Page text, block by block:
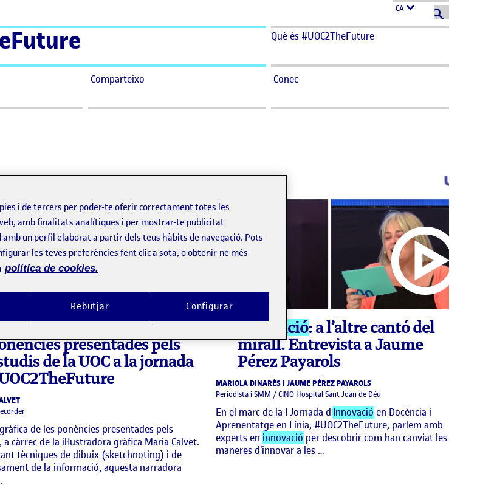
CA
Què és #UOC2TheFuture
Comparteixo Conec
gràfica de les
presentades pels
de la UOC a la jornada
de les ponències presentades pels
a càrrec de la il·lustradora gràfica Maria Calvet.
tècniques de dibuix (sketchnoting) i de
de la informació, aquesta narradora
videoInnovació: a l’altre cantó del
mirall. Entrevista a Jaume
Pérez Payarols
MARIOLA DINARÈS I JAUME PÉREZ PAYAROLS
Periodista i SMM / CINO Hospital Sant Joan de Déu
En el marc de la I Jornada d’Innovació en Docència i
Aprenentatge en Línia, #UOC2TheFuture, parlem amb
experts en innovació per descobrir com han canviat les
maneres d’innovar a les …
i de tercers per poder-te oferir correctament totes les
amb finalitats analítiques i per mostrar-te publicitat
un perfil elaborat a partir dels teus hàbits de navegació. Pots
les teves preferències fent clic a sota, o obtenir-ne més
política de cookies.
Rebutjar Configurar